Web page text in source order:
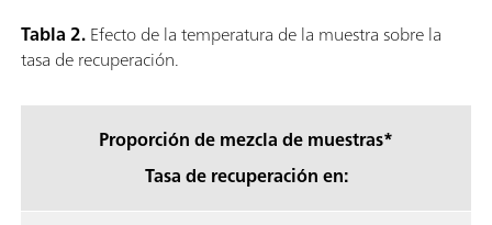
Tabla 2.Efecto de la temperatura de la muestra sobre la
tasa de recuperación.
Proporción de mezcla de muestras*
Tasa de recuperación en: